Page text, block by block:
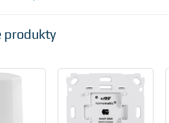
produkty